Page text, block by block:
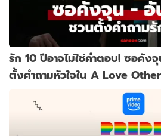
รัก 10 ปีอาจไม่ใช่คำตอบ! ซอคั
ตั้งคำถามหัวใจใน A Love